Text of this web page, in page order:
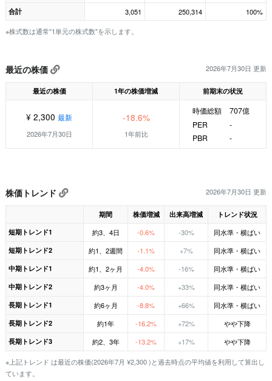
合計 3,051 250,314
100%
※株式数は通常"1単元の株式数"を示します。
最近の株価 2026年7月30日 更新
最近の株価 1年の株価増減 前期末の状況
¥ 2,300 最新
2026年7月30日
-18.6%
1年前比
時価総額
707億
PER
-
PBR
-
株価トレンド 2026年7月30日 更新
期間 株価増減 出来高増減
トレンド状況
短期トレンド1
約3、4日 -0.6% -30% 同水準・横ばい
短期トレンド2 約1、2週間 -1.1% +7% 同水準・横ばい
中期トレンド1 約1、2ヶ月 -4.0% -16% 同水準・横ばい
中期トレンド2 約3ヶ月 -4.0% +33% 同水準・横ばい
長期トレンド1 約6ヶ月 -8.8% +66% 同水準・横ばい
長期トレンド2 約1年 -16.2% +72% やや下降
長期トレンド3 約2、3年 -13.2% +17% やや下降
※上記トレンド は最近の株価(2026年7月 ¥2,300 )と過去時点の平均値を利用して算出し
ています。